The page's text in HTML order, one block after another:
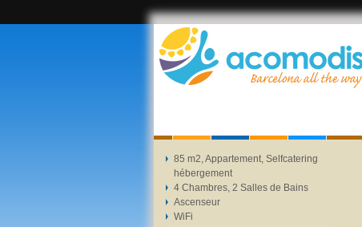
85 m2, Appartement, Selfcatering
hébergement
4 Chambres, 2 Salles de Bains
Ascenseur
WiFi